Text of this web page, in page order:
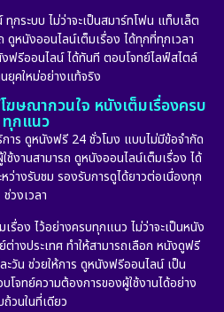
(265)
(6)
(11)
(2)
ระบบ ไม่ว่าจะเป็นสมาร์ทโฟน แท็บเล็ต
ดูหนังออนไลน์เต็มเรื่อง ได้ทุกที่ทุกเวลา
ฟรีออนไลน์ ได้ทันที ตอบโจทย์ไลฟ์สไตล์
ยุคใหม่อย่างแท้จริง
ฆษณากวนใจ หนังเต็มเรื่องครบ
ทุกแนว
าร ดูหนังฟรี 24 ชั่วโมง แบบไม่มีข้อจำกัด
งานสามารถ ดูหนังออนไลน์เต็มเรื่อง ได้
ว่างรับชม รองรับการดูได้ยาวต่อเนื่องทุก
ช่วงเวลา
อง ไว้อย่างครบทุกแนว ไม่ว่าจะเป็นหนัง
างประเทศ ทำให้สามารถเลือก หนังดูฟรี
ะวัน ช่วยให้การ ดูหนังฟรีออนไลน์ เป็น
โจทย์ความต้องการของผู้ใช้งานได้อย่าง
วนในที่เดียว